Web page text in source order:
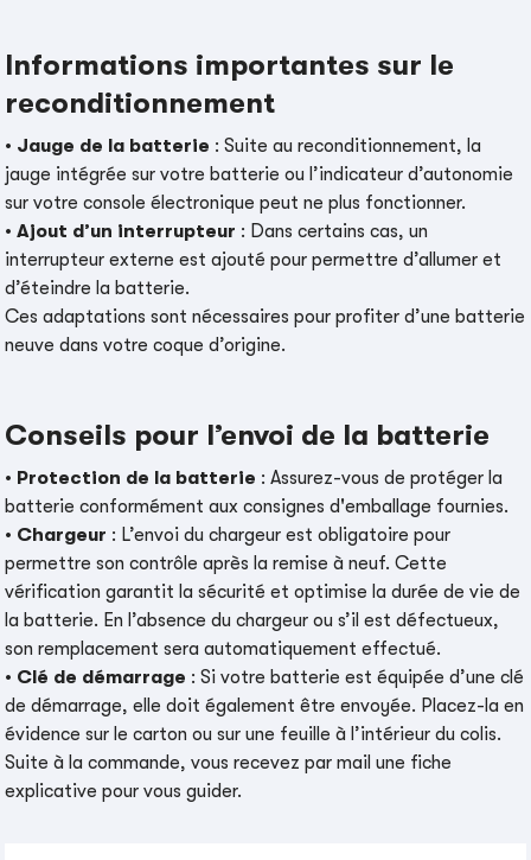
Informations importantes sur le
reconditionnement
• Jauge de la batterie : Suite au reconditionnement, la
jauge intégrée sur votre batterie ou l’indicateur d’autonomie
sur votre console électronique peut ne plus fonctionner.
•Ajout d’un interrupteur : Dans certains cas, un
interrupteur externe est ajouté pour permettre d’allumer et
d’éteindre la batterie.
Ces adaptations sont nécessaires pour profiter d’une batterie
neuve dans votre coque d’origine.
Conseils pour l’envoi de la batterie
• Protection de la batterie : Assurez-vous de protéger la
batterie conformément aux consignes d'emballage fournies.
• Chargeur : L’envoi du chargeur est obligatoire pour
permettre son contrôle après la remise à neuf. Cette
vérification garantit la sécurité et optimise la durée de vie de
la batterie. En l’absence du chargeur ou s’il est défectueux,
son remplacement sera automatiquement effectué.
• Clé de démarrage : Si votre batterie est équipée d’une clé
de démarrage, elle doit également être envoyée. Placez-la en
évidence sur le carton ou sur une feuille à l’intérieur du colis.
Suite à la commande, vous recevez par mail une fiche
explicative pour vous guider.